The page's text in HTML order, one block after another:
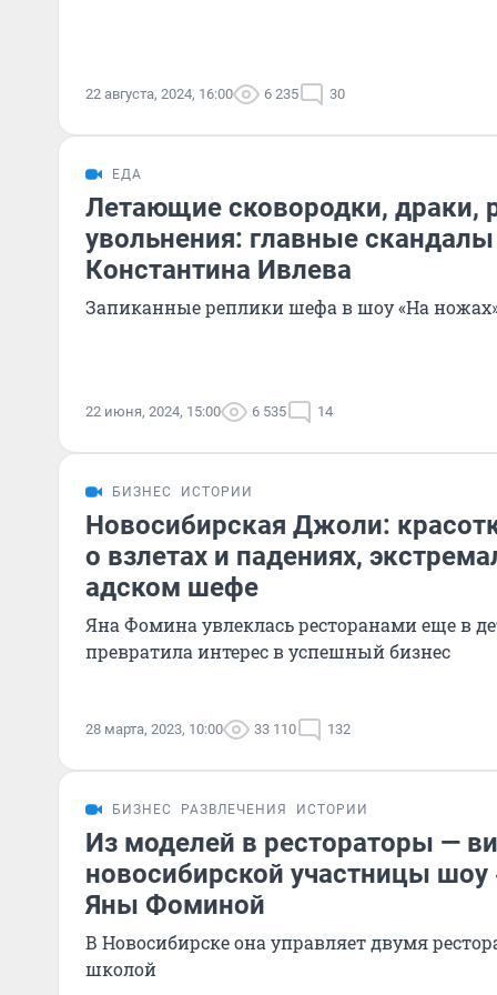
22 августа, 2024, 16:00 6 235 30
ЕДА
Летающие сковородки, драки,
увольнения: главные
Константина Ивлева
Запиканные реплики шефа в шоу «На ножах»
22 июня, 2024, 15:00 6 535 14
БИЗНЕС ИСТОРИИ
Новосибирская Джоли:
о взлетах и падениях,
адском шефе
Яна Фомина увлеклась ресторанами еще в
превратила интерес в успешный бизнес
28 марта, 2023, 10:00 33 110 132
БИЗНЕС РАЗВЛЕЧЕНИЯ ИСТОРИИ
Из моделей в рестораторы —
новосибирской участницы
Яны Фоминой
В Новосибирске она управляет двумя
школой